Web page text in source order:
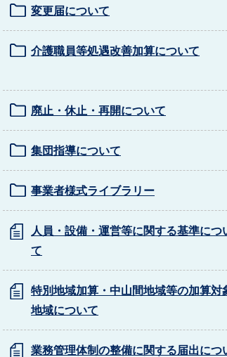
変更届について
介護職員等処遇改善加算について
廃止・休止・再開について
集団指導について
事業者様式ライブラリー
人員・設備・運営等に関する基準につ
て
特別地域加算・中山間地域等の加算対
地域について
業務管理体制の整備に関する届出につ